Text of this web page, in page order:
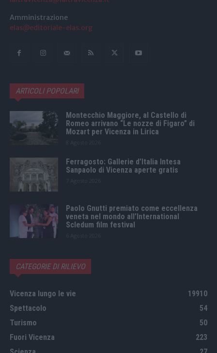
Amministrazione
elas@editoriale-elas.org
ARTICOLI POPOLARI
Montecchio Maggiore, al Castello di
Romeo arrivano “Le nozze di Figaro” di
Mozart per Vicenza in Lirica
Ferragosto: Gallerie d’Italia Intesa
Sanpaolo di Vicenza aperte gratis
Paolo Gnutti premiato come eccellenza
veneta nel mondo all’International
Scledum film festival
CATEGORIE DI RILIEVO
Vicenza lungo le vie
19910
Spettacolo
54
Turismo
50
Fuori Vicenza
223